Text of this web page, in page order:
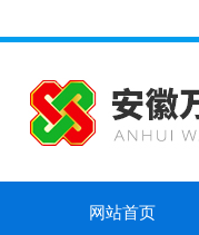
网站首页